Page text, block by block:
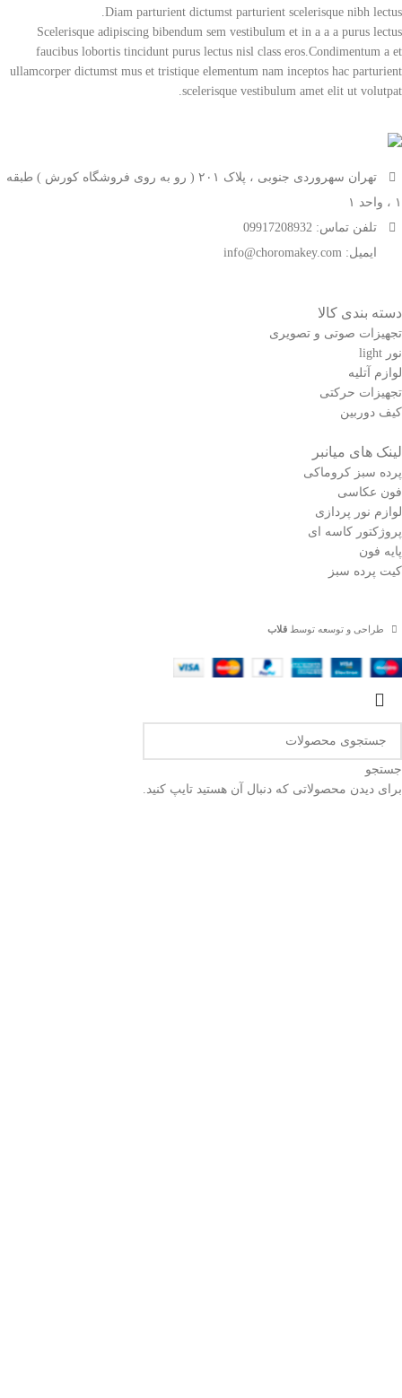
Diam parturient dictumst parturient scelerisque nibh lectus.
Scelerisque adipiscing bibendum sem vestibulum et in a a a purus lectus
faucibus lobortis tincidunt purus lectus nisl class eros.Condimentum a et
ullamcorper dictumst mus et tristique elementum nam inceptos hac parturient
scelerisque vestibulum amet elit ut volutpat.
تهران سهروردی جنوبی ، پلاک ۲۰۱ ( رو به روی فروشگاه کورش ) طبقه
۱ ، واحد ۱
تلفن تماس: 09917208932
ایمیل: info@choromakey.com
دسته بندی کالا
تجهیزات صوتی و تصویری
نور light
لوازم آتلیه
تجهیزات حرکتی
کیف دوربین
لینک های میانبر
پرده سبز کروماکی
فون عکاسی
لوازم نور پردازی
پروژکتور کاسه ای
پایه فون
کیت پرده سبز
طراحی و توسعه توسط قلاب
جستجو
برای دیدن محصولاتی که دنبال آن هستید تایپ کنید.